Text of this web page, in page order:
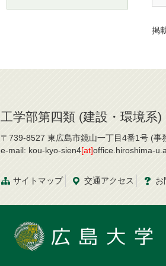
掲
工学部第四類 (建設・環境系)
〒739-8527 東広島市鏡山一丁目4番1号 (事
e-mail: kou-kyo-sien4[at]office.hiroshima-
サイトマップ 交通アクセス お